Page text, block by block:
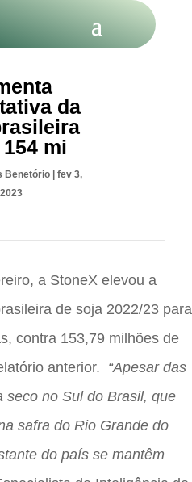
da
mi
Benetório| fev 3,
2023
a StoneX elevou a
de soja 2022/23 para
contra 153,79 milhões de
anterior. “Apesar das
seco no Sul do Brasil, que
safra do Rio Grande do
do país se mantêm